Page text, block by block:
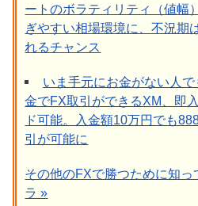
ートのボラティリティ（値幅
ぎやすい相場環境に、不況期
れるチャンス
いま手元にお金がない人
金でFX取引ができるXM、即
ド可能。入金額10万円でも
引が可能に
その他のFXで勝つために知
ラ »